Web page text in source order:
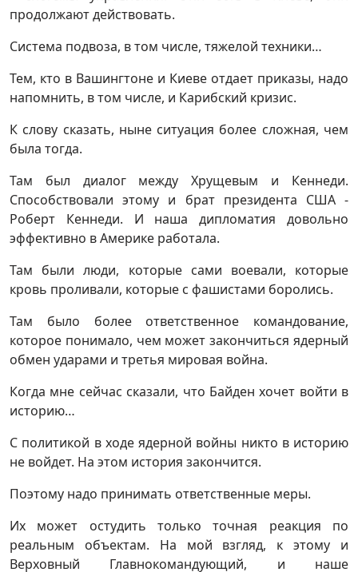
продолжают действовать.
Система подвоза, в том числе, тяжелой техники…
Тем, кто в Вашингтоне и Киеве отдает приказы, надо
напомнить, в том числе, и Карибский кризис.
К слову сказать, ныне ситуация более сложная, чем
была тогда.
Там был диалог между Хрущевым и Кеннеди.
Способствовали этому и брат президента США -
Роберт Кеннеди. И наша дипломатия довольно
эффективно в Америке работала.
Там были люди, которые сами воевали, которые
кровь проливали, которые с фашистами боролись.
Там было более ответственное командование,
которое понимало, чем может закончиться ядерный
обмен ударами и третья мировая война.
Когда мне сейчас сказали, что Байден хочет войти в
историю…
С политикой в ходе ядерной войны никто в историю
не войдет. На этом история закончится.
Поэтому надо принимать ответственные меры.
Их может остудить только точная реакция по
реальным объектам. На мой взгляд, к этому и
Верховный Главнокомандующий, и наше